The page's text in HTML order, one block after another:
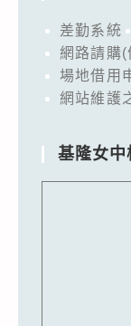
差勤系統
網路請購(
場地借用
網站維護
基隆女中